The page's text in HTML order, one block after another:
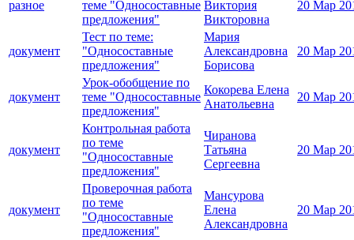
разное
теме "Односоставные
предложения"
Виктория
Викторовна
20 Мар
документ
Тест по теме:
"Односоставные
предложения"
Мария
Александровна
Борисова
20 Мар
документ
Урок-обобщение по
теме "Односоставные
предложения"
Кокорева Елена
Анатольевна
20 Мар
документ
Контрольная работа
по теме
"Односоставные
предложения"
Чиранова
Татьяна
Сергеевна
20 Мар
документ
Проверочная работа
по теме
"Односоставные
предложения"
Мансурова
Елена
Александровна
20 Мар